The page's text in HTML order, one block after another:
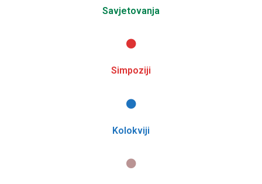
Savjetovanja
Simpoziji
Kolokviji